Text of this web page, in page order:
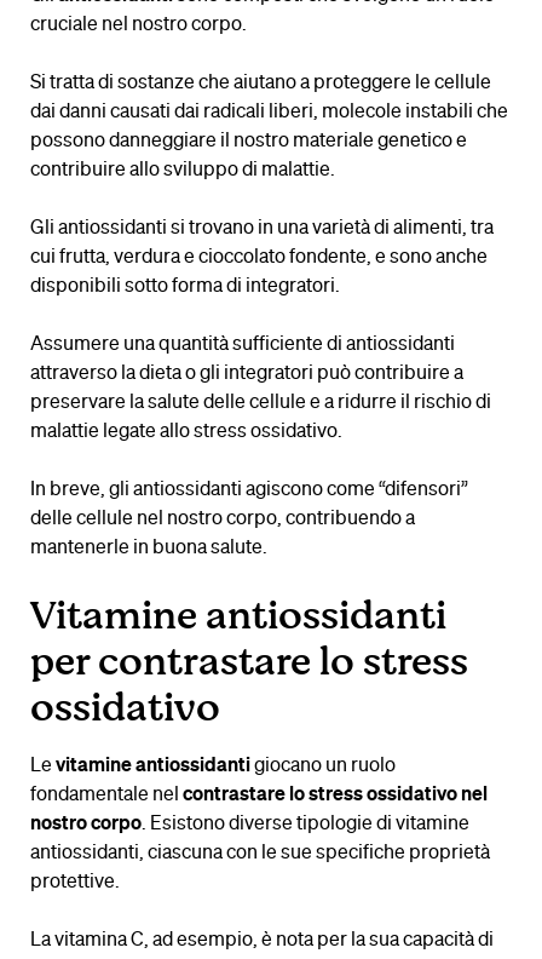
cruciale nel nostro corpo.
Si tratta di sostanze che aiutano a proteggere le cellule
dai danni causati dai radicali liberi, molecole instabili che
possono danneggiare il nostro materiale genetico e
contribuire allo sviluppo di malattie.
Gli antiossidanti si trovano in una varietà di alimenti, tra
cui frutta, verdura e cioccolato fondente, e sono anche
disponibili sotto forma di integratori.
Assumere una quantità sufficiente di antiossidanti
attraverso la dieta o gli integratori può contribuire a
preservare la salute delle cellule e a ridurre il rischio di
malattie legate allo stress ossidativo.
In breve, gli antiossidanti agiscono come “difensori”
delle cellule nel nostro corpo, contribuendo a
mantenerle in buona salute.
Vitamine antiossidanti
per contrastare lo stress
ossidativo
Le vitamine antiossidantigiocano un ruolo
fondamentale nel contrastare lo stress ossidativo nel
nostro corpo. Esistono diverse tipologie di vitamine
antiossidanti, ciascuna con le sue specifiche proprietà
protettive.
La vitamina C, ad esempio, è nota per la sua capacità di